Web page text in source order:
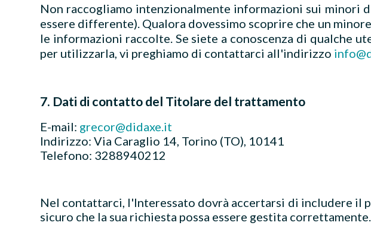
Non raccogliamo intenzionalmente informazioni sui minori
essere differente). Qualora dovessimo scoprire che un
le informazioni raccolte. Se siete a conoscenza di qualche
per utilizzarla, vi preghiamo di contattarci all'indirizzo
7. Dati di contatto del Titolare del trattamento
E-mail: grecor@didaxe.it
Indirizzo: Via Caraglio 14, Torino (TO), 10141
Telefono: 3288940212
Nel contattarci, l'Interessato dovrà accertarsi di includere il
sicuro che la sua richiesta possa essere gestita correttamente.